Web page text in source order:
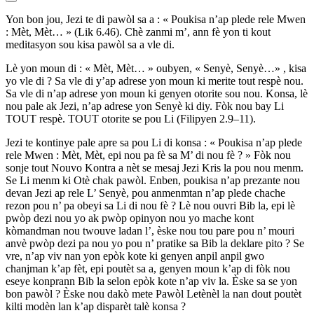
Yon bon jou, Jezi te di pawòl sa a : « Poukisa n’ap plede rele Mwen
: Mèt, Mèt… » (Lik 6.46). Chè zanmi m’, ann fè yon ti kout
meditasyon sou kisa pawòl sa a vle di.
Lè yon moun di : « Mèt, Mèt… » oubyen, « Senyè, Senyè…» , kisa
yo vle di ? Sa vle di y’ap adrese yon moun ki merite tout respè nou.
Sa vle di n’ap adrese yon moun ki genyen otorite sou nou. Konsa, lè
nou pale ak Jezi, n’ap adrese yon Senyè ki diy. Fòk nou bay Li
TOUT respè. TOUT otorite se pou Li (Filipyen 2.9–11).
Jezi te kontinye pale apre sa pou Li di konsa : « Poukisa n’ap plede
rele Mwen : Mèt, Mèt, epi nou pa fè sa M’ di nou fè ? » Fòk nou
sonje tout Nouvo Kontra a nèt se mesaj Jezi Kris la pou nou menm.
Se Li menm ki Otè chak pawòl. Enben, poukisa n’ap prezante nou
devan Jezi ap rele L’ Senyè, pou anmenmtan n’ap plede chache
rezon pou n’ pa obeyi sa Li di nou fè ? Lè nou ouvri Bib la, epi lè
pwòp dezi nou yo ak pwòp opinyon nou yo mache kont
kòmandman nou twouve ladan l’, èske nou tou pare pou n’ mouri
anvè pwòp dezi pa nou yo pou n’ pratike sa Bib la deklare pito ? Se
vre, n’ap viv nan yon epòk kote ki genyen anpil anpil gwo
chanjman k’ap fèt, epi poutèt sa a, genyen moun k’ap di fòk nou
eseye konprann Bib la selon epòk kote n’ap viv la. Èske sa se yon
bon pawòl ? Èske nou dakò mete Pawòl Letènèl la nan dout poutèt
kilti modèn lan k’ap disparèt talè konsa ?